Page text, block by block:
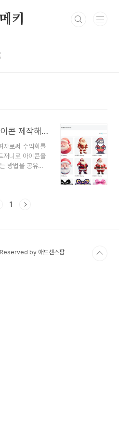
키
미드저니로 10분 만에 아이콘 제작해서 미리캔버스에서 수익화하기
자로써 수익화를
저니로 아이콘을
방법을 공유해
의 DPI와 해상
자 수익 프로세
운로드할 때마
잘되어 있기 때
1
by 애드센스팜